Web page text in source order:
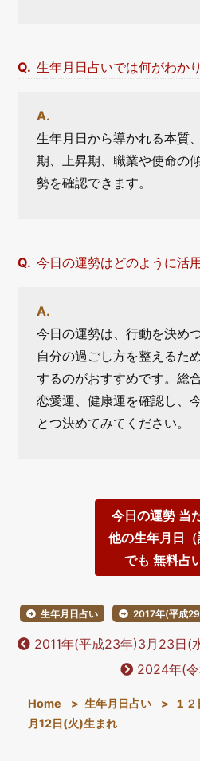
生年月日占いでは何がわか
生年月日から導かれる本質
期、上昇期、職業や使命の
勢を確認できます。
今日の運勢はどのように活
今日の運勢は、行動を決め
自分の過ごし方を整えるた
するのがおすすめです。総
恋愛運、健康運を確認し、
とつ決めてみてください。
今日の運勢 当
他の生年月日（
でも 無料占
生年月日占い 2017年(平成
2011年(平成23年)3月23日(
2024年(令
Home > 生年月日占い > １２
月12日(火)生まれ